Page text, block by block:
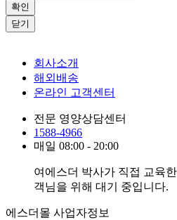
확인
닫기
회사소개
해외배송
온라인 고객센터
전문 영양상담센터
1588-4966
매일 08:00 - 20:00
여에스더 박사가 직접 교육
객님을 위해 대기 중입니다.
에스더몰 사업자정보